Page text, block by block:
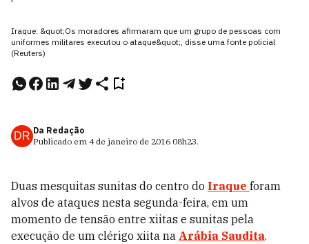
Iraque: &quot;Os moradores afirmaram que um grupo de pessoas com
uniformes militares executou o ataque&quot;, disse uma fonte policial
(Reuters)
DR Da Redação
Publicado em 4 de janeiro de 2016 08h23.
Duas mesquitas sunitas do centro do Iraque foram
alvos de ataques nesta segunda-feira, em um
momento de tensão entre xiitas e sunitas pela
execução de um clérigo xiita na Arábia Saudita.